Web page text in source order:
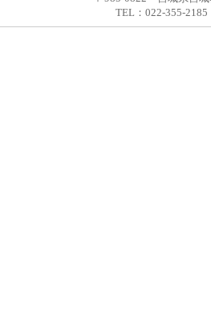
TEL：022-355-